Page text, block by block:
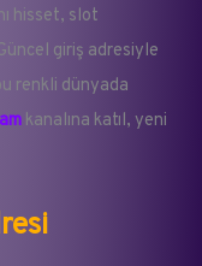
hisset, slot
giriş adresiyle
renkli dünyada
kanalına katıl, yeni